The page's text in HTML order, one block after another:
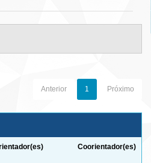
Anterior 1 Próximo
Coorientador(es)